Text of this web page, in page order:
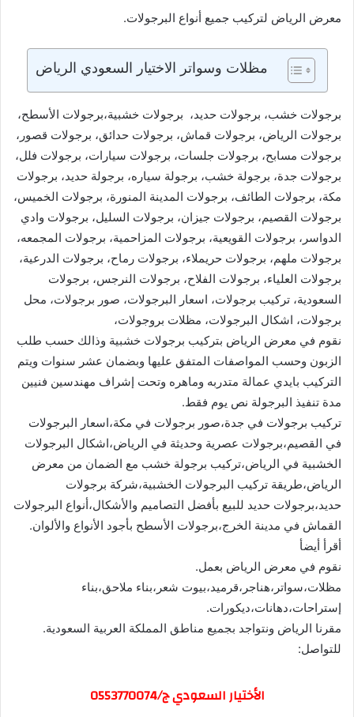
معرض الرياض لتركيب جميع أنواع البرجولات.
مظلات وسواتر الاختيار السعودي الرياض
برجولات خشب، برجولات حديد، برجولات خشبية،برجولات الأسطح،
برجولات الرياض، برجولات قماش، برجولات حدائق، برجولات قصور،
برجولات مسابح، برجولات جلسات، برجولات سيارات، برجولات فلل،
برجولات جدة، برجولة خشب، برجولة سياره، برجولة حديد، برجولات
مكة، برجولات الطائف، برجولات المدينة المنورة، برجولات الخميس،
برجولات القصيم، برجولات جيزان، برجولات السليل، برجولات وادي
الدواسر، برجولات القويعية، برجولات المزاحمية، برجولات المجمعه،
برجولات ملهم، برجولات حريملاء، برجولات رماح، برجولات الدرعية،
برجولات العلياء، برجولات الفلاح، برجولات النرجس، برجولات
السعودية، تركيب برجولات، اسعار البرجولات، صور برجولات، محل
برجولات، اشكال البرجولات، مظلات بروجولات،
نقوم في معرض الرياض بتركيب برجولات خشبية وذالك حسب طلب
الزبون وحسب المواصفات المتفق عليها وبضمان عشر سنوات ويتم
التركيب بايدي عمالة متدربه وماهره وتحت إشراف مهندسين فنيين
مدة تنفيذ البرجولة نص يوم فقط.
تركيب برجولات في جدة،صور برجولات في مكة،اسعار البرجولات
في القصيم،برجولات عصرية وحديثة في الرياض،اشكال البرجولات
الخشبية في الرياض،تركيب برجولة خشب مع الضمان من معرض
الرياض،طريقة تركيب البرجولات الخشبية،شركة برجولات
حديد،برجولات حديد للبيع بأفضل التصاميم والأشكال،أنواع البرجولات
القماش في مدينة الخرج،برجولات الأسطح بأجود الأنواع والألوان.
أقرأ أيضأ
نقوم في معرض الرياض بعمل.
مظلات،سواتر،هناجر،قرميد،بيوت شعر،بناء ملاحق،بناء
إستراحات،دهانات،ديكورات.
مقرنا الرياض ونتواجد بجميع مناطق المملكة العربية السعودية.
للتواصل:
الأختيار السعودي ج/0553770074